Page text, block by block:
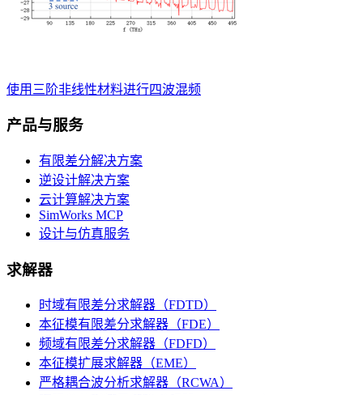
使用三阶非线性材料进行四波混频
产品与服务
有限差分解决方案
逆设计解决方案
云计算解决方案
SimWorks MCP
设计与仿真服务
求解器
时域有限差分求解器（FDTD）
本征模有限差分求解器（FDE）
频域有限差分求解器（FDFD）
本征模扩展求解器（EME）
严格耦合波分析求解器（RCWA）